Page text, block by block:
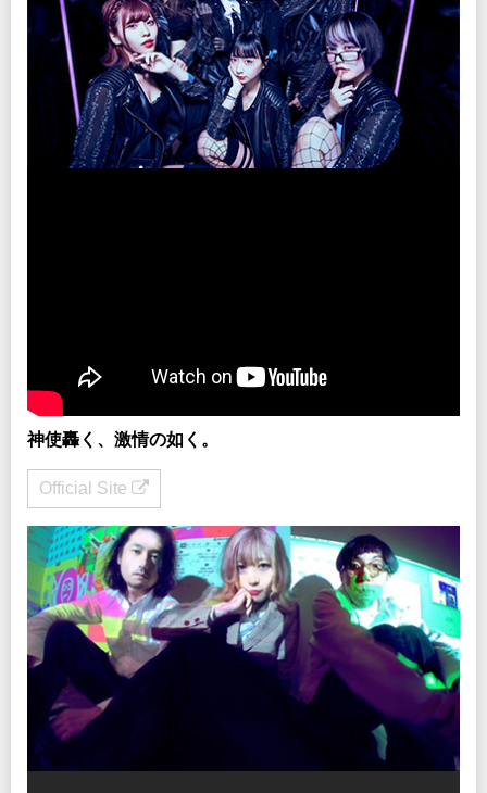
神使轟く、激情の如く。
Official Site